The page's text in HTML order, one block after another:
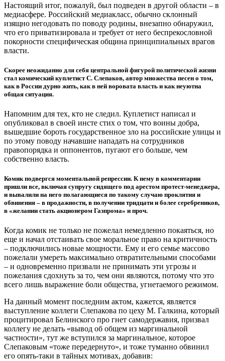
Настоящий итог, пожалуй, был подведен в другой области – в
медиасфере. Российский медиакласс, обычно склонный
изящно негодовать по поводу родины, внезапно обнаружил,
что его приватизировала и требует от него беспрекословной
покорности специфическая община принципиальных врагов
власти.
Скорее неожиданно для себя центральной фигурой политической жизни
стал комический куплетист С. Слепаков, автор множества песен о том,
как в России дурно жить, как в ней воровата власть и как неуютна
общая ситуация.
Напомним для тех, кто не следил. Куплетист написал и
опубликовал в своей инсте стих о том, что воины добра,
вышедшие бороть государственное зло на российские улицы и
по этому поводу начавшие нападать на сотрудников
правопорядка и оппонентов, пугают его больше, чем
собственно власть.
Комик подвергся моментальной репрессии. К нему в комментарии
пришли все, включая супругу сидящего под арестом протест-менеджера,
и вывалили на него полагающиеся по такому случаю проклятия и
обвинения – в продажности, в получении тридцати и более серебреников,
в «желании стать акционером Газпрома» и проч.
Когда комик не только не пожелал немедленно покаяться, но
еще и начал отстаивать свое моральное право на критичность
– подключились новые мощности. Ему и его семье массово
пожелали умереть максимально отвратительными способами
– и одновременно призвали не принимать эти угрозы и
пожелания сдохнуть за то, чем они являются, потому что это
всего лишь выражение боли общества, угнетаемого режимом.
На данный момент последним актом, кажется, является
выступление коллеги Слепакова по цеху М. Галкина, который
процитировал Белинского про гнет самодержавия, призвал
коллегу не делать «вывод об общем из маргинальной
частности», тут же вступился за маргинальное, которое
Слепаковым «тоже передернуто», и тоже туманно обвинил
его опять-таки в тайных мотивах, добавив: